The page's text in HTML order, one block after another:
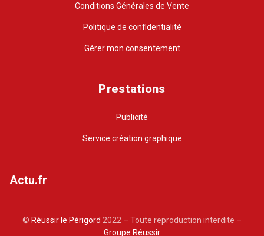
Conditions Générales de Vente
Politique de confidentialité
Gérer mon consentement
Prestations
Publicité
Service création graphique
Actu.fr
© Réussir le Périgord 2022 – Toute reproduction interdite –
Groupe Réussir